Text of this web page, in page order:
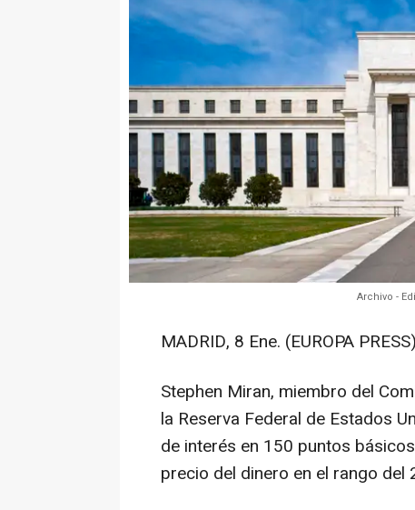
Archivo -
MADRID, 8 Ene. (EUROPA
Stephen Miran, miembro del
la Reserva Federal de Estados
de interés en 150 puntos
precio del dinero en el rango del